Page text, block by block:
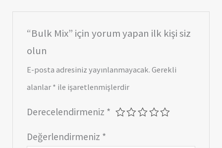
“Bulk Mix” için yorum yapan ilk kişi siz
olun
E-posta adresiniz yayınlanmayacak. Gerekli
alanlar * ile işaretlenmişlerdir
Derecelendirmeniz *
Değerlendirmeniz *